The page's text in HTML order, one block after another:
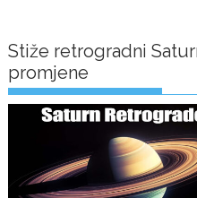
Stiže retrogradni
promjene